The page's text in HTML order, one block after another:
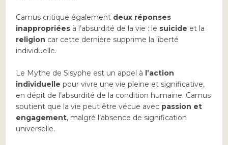
Camus critique également deux réponses
inappropriées à l’absurdité de la vie : le suicide et la
religion car cette dernière supprime la liberté
individuelle.
Le Mythe de Sisyphe est un appel à l’action
individuelle pour vivre une vie pleine et significative,
en dépit de l’absurdité de la condition humaine. Camus
soutient que la vie peut être vécue avec passion et
engagement, malgré l’absence de signification
universelle.